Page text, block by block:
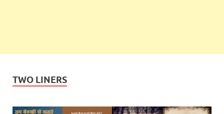
TWO LINERS